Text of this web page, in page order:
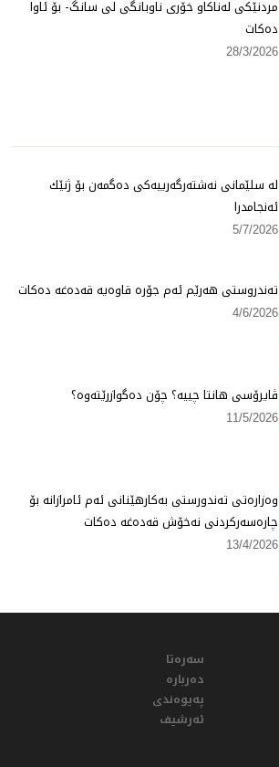
مردنێكی لەناكاو خۆری ناوبانگی لی سانگ- بۆ ئاوا
دەكات
28/3/2026
لە سلێمانی نەشتەرگەرییەكی دەگمەن بۆ ژنێك
ئەنجامدرا
5/7/2026
تەندروستی هەرێم ئەم جۆرە قاوەیە قەدەغە دەكات
4/6/2026
ڤایرۆسی هانتا چییە؟ چۆن دەگوازرێتەوە؟
11/5/2026
وەزارەتی تەندورستی بەكارهێنانی ئەم ئامرازانە بۆ
چارەسەركردنی نەخۆش قەدەغە دەكات
13/4/2026
سەرەتا
دەربارە
پەیوەندی
ئەرشیف